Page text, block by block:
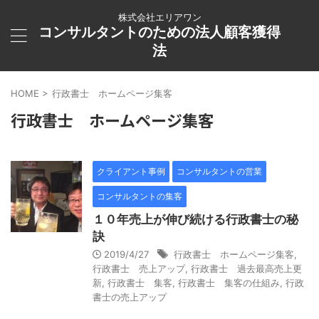
株式会社エリアワン
コンサルタントのための法人顧客獲得
法
HOME > 行政書士 ホームページ集客
行政書士 ホームページ集客
クライアント事例 コンサルタントの営業
コンサルタントの集客
１０年売上が伸び続ける行政書士の秘
訣
2019/4/27 行政書士 ホームページ集客
行政書士 売上アップ, 行政書士 過去最高売上更
新 行政書士 集客 行政書士 集客の仕組み 行政
書士の売上アップ